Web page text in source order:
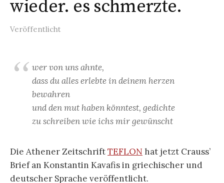
wieder. es schmerzte.
Veröffentlicht
wer von uns ahnte,
dass du alles erlebte in deinem herzen
bewahren
und den mut haben könntest, gedichte
zu schreiben wie ichs mir gewünscht
Die Athener ZeitschriftTEFLON hat jetzt Crauss’
Brief an Konstantin Kavafis in griechischer und
deutscher Sprache veröffentlicht.